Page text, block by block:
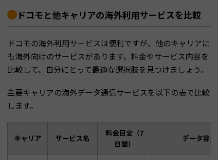
ドコモと他キャリアの海外利用サービスを比較
ドコモの海外利用サービスは便利ですが、他のキャリアに
も海外向けのサービスがあります。料金やサービス内容を
比較して、自分にとって最適な選択肢を見つけましょう。
主要キャリアの海外データ通信サービスを以下の表で比較
します。
キャリア サービス名
料金目安（7
日間）
データ容量